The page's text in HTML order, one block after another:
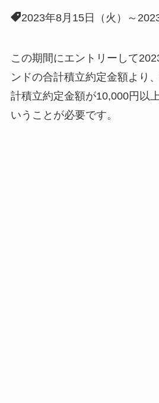
2023年8月15日（火）～
この期間にエントリーして
ンドの合計積立約定金額より
計積立約定金額が10,000円以
いうことが必要です。